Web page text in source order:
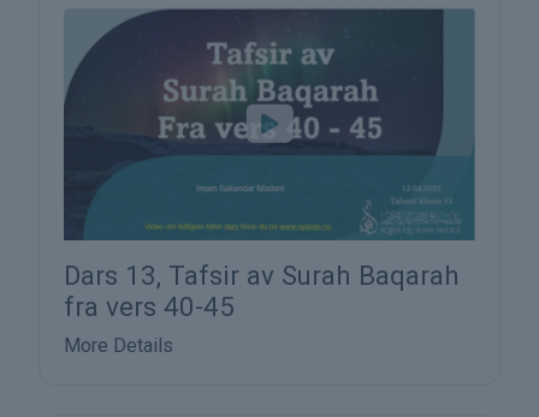
Dars 13, Tafsir av Surah Baqarah
fra vers 40-45
More Details